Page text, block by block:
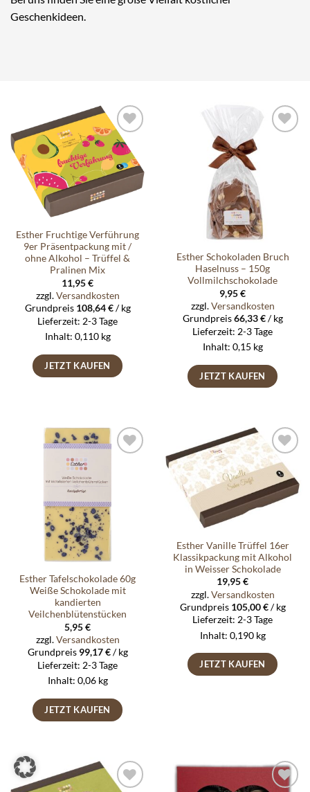
Geschenkideen.
Auf die
Wunschliste
Esther Fruchtige Verführung
9er Präsentpackung mit /
ohne Alkohol – Trüffel &
Pralinen Mix
11,95€
zzgl.Versandkosten
Grundpreis 108,64€/kg
Lieferzeit: 2-3 Tage
Inhalt: 0,110 kg
JETZT KAUFEN
Auf die
Wunschliste
Esther Schokoladen Bruch
Haselnuss – 150g
Vollmilchschokolade
9,95€
zzgl.Versandkosten
Grundpreis66,33€/kg
Lieferzeit: 2-3 Tage
Inhalt: 0,15 kg
JETZT KAUFEN
Wunschliste
Esther Tafelschokolade 60g
Weiße Schokolade mit
kandierten
Veilchenblütenstücken
5,95€
zzgl.Versandkosten
Grundpreis 99,17€/kg
Lieferzeit: 2-3 Tage
Inhalt: 0,06 kg
JETZT KAUFEN
Auf die
Wunschliste
Esther Vanille Trüffel 16er
Klassikpackung mit Alkohol
in Weisser Schokolade
19,95€
zzgl.Versandkosten
Grundpreis 105,00€/kg
Lieferzeit: 2-3 Tage
Inhalt: 0,190 kg
JETZT KAUFEN